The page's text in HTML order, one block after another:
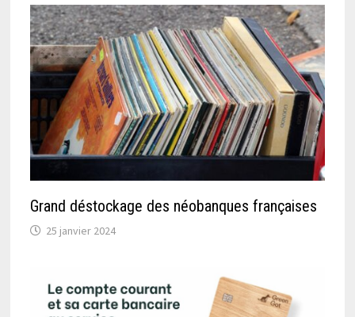
Grand déstockage des néobanques françaises
25 janvier 2024